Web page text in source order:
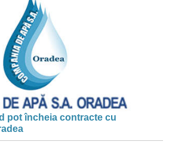
pot încheia contracte cu